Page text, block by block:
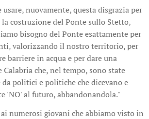
usare, nuovamente, questa disgrazia per
costruzione del Ponte sullo Stetto,
bisogno del Ponte esattamente per
valorizzando il nostro territorio, per
barriere in acqua e per dare una
che, nel tempo, sono state
da politici e politiche che dicevano e
'NO' al futuro, abbandonandola."
numerosi giovani che abbiamo visto in